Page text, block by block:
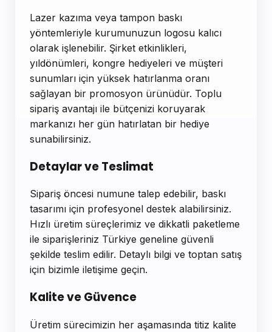
Lazer kazıma veya tampon baskı
yöntemleriyle kurumunuzun logosu kalıcı
olarak işlenebilir. Şirket etkinlikleri,
yıldönümleri, kongre hediyeleri ve müşteri
sunumları için yüksek hatırlanma oranı
sağlayan bir promosyon ürünüdür. Toplu
sipariş avantajı ile bütçenizi koruyarak
markanızı her gün hatırlatan bir hediye
sunabilirsiniz.
Detaylar ve Teslimat
Sipariş öncesi numune talep edebilir, baskı
tasarımı için profesyonel destek alabilirsiniz.
Hızlı üretim süreçlerimiz ve dikkatli paketleme
ile siparişleriniz Türkiye geneline güvenli
şekilde teslim edilir. Detaylı bilgi ve toptan satış
için bizimle iletişime geçin.
Kalite ve Güvence
Üretim sürecimizin her aşamasında titiz kalite